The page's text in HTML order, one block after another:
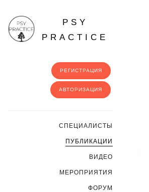
PSY
PRACTICE
РЕГИСТРАЦИЯ
АВТОРИЗАЦИЯ
CПЕЦИАЛИСТЫ
ПУБЛИКАЦИИ
ВИДЕО
МЕРОПРИЯТИЯ
ФОРУМ